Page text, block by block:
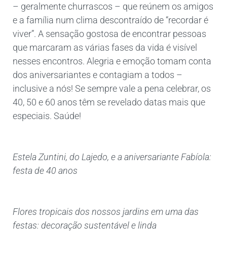
– geralmente churrascos – que reúnem os amigos
e a família num clima descontraído de “recordar é
viver”. A sensação gostosa de encontrar pessoas
que marcaram as várias fases da vida é visível
nesses encontros. Alegria e emoção tomam conta
dos aniversariantes e contagiam a todos –
inclusive a nós! Se sempre vale a pena celebrar, os
40, 50 e 60 anos têm se revelado datas mais que
especiais. Saúde!
Estela Zuntini, do Lajedo, e a aniversariante Fabíola:
festa de 40 anos
Flores tropicais dos nossos jardins em uma das
festas: decoração sustentável e linda